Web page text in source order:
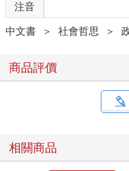
時，竟被警方誤以為要掏槍而
起白人警察擊斃黑人青年事件
威抗議，其中在德州達拉斯一
森持槍瘋狂掃射，造成五名白
人力量政治組織」在臉書上，
案，並威脅將會持續無預警地
義的「外戰」，這次卻是對抗
來以民主自豪的美國來說是何
注音
中文書 ＞ 社會哲思 ＞
商品評價
相關商品